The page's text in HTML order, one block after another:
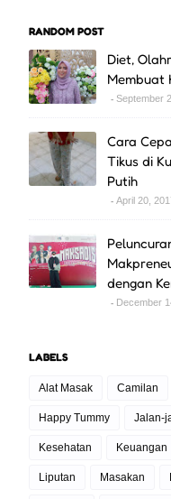
RANDOM POST
Diet,
Membuat
September
Cara
Tikus di
Putih
April 20,
dengan
December
LABELS
Alat Masak Camilan
Happy Tummy Jalan-
Kesehatan Keuangan
Liputan Masakan